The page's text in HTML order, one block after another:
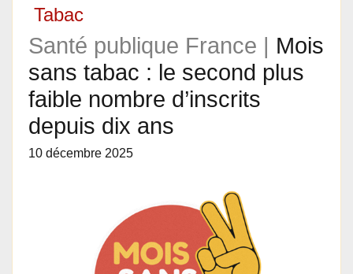
Tabac
Santé publique France | Mois
sans tabac : le second plus
faible nombre d’inscrits
depuis dix ans
10 décembre 2025